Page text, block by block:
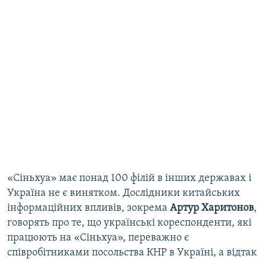
«Сіньхуа» має понад 100 філій в інших державах і
Україна не є винятком. Дослідники китайських
інформаційних впливів, зокрема Артур Харитонов,
говорять про те, що українські кореспонденти, які
працюють на «Сіньхуа», переважно є
співробітниками посольства КНР в Україні, а відтак